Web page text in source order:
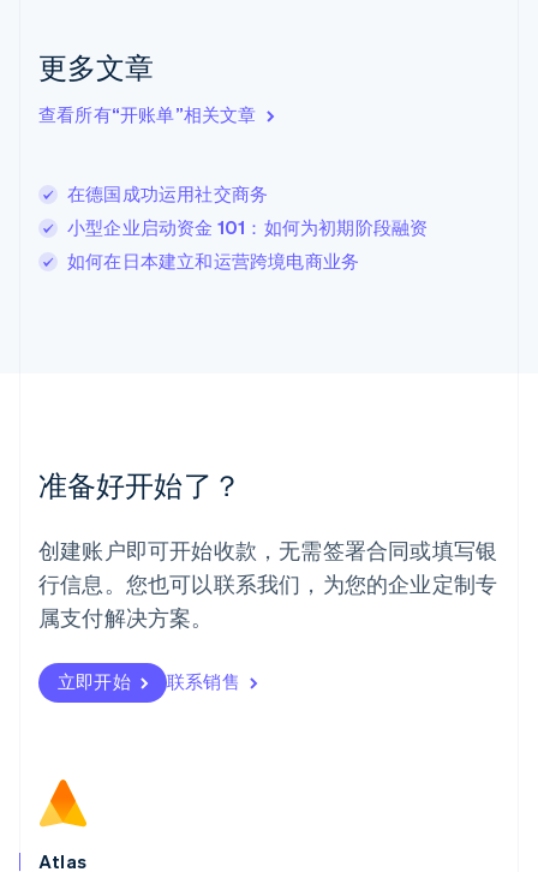
更多文章
查看所有“开账单”相关文章
在德国成功运用社交商务
小型企业启动资金 101：如何为初期阶段融资
如何在日本建立和运营跨境电商业务
准备好开始了？
创建账户即可开始收款，无需签署合同或填写银
行信息。您也可以联系我们，为您的企业定制专
属支付解决方案。
立即开始 联系销售
Atlas
English
English
卢森堡
罗马尼亚
English
挪威
葡萄牙
Português English
日本
日本語English
瑞典
瑞士
DeutschFrançais
English
斯洛文尼亚